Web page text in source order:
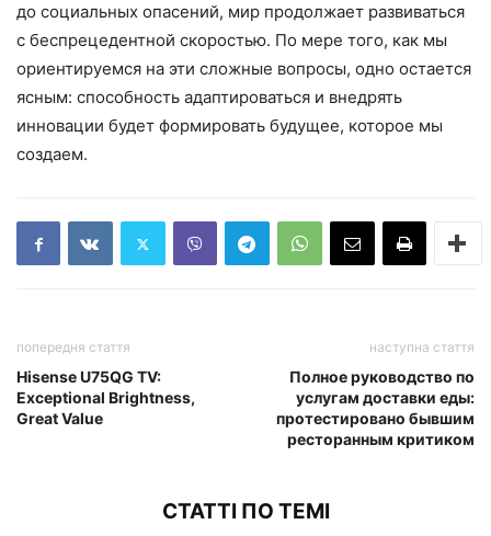
до социальных опасений, мир продолжает развиваться
с беспрецедентной скоростью. По мере того, как мы
ориентируемся на эти сложные вопросы, одно остается
ясным: способность адаптироваться и внедрять
инновации будет формировать будущее, которое мы
создаем.
попередня стаття
Hisense U75QG TV:
Exceptional Brightness,
Great Value
наступна стаття
Полное руководство по
услугам доставки еды:
протестировано бывшим
ресторанным критиком
СТАТТІ ПО ТЕМІ